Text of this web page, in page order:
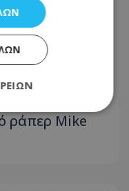
ράπερ Mike